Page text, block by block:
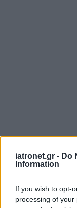
iatronet.gr - Do
Information
If you wish to opt-
processing of